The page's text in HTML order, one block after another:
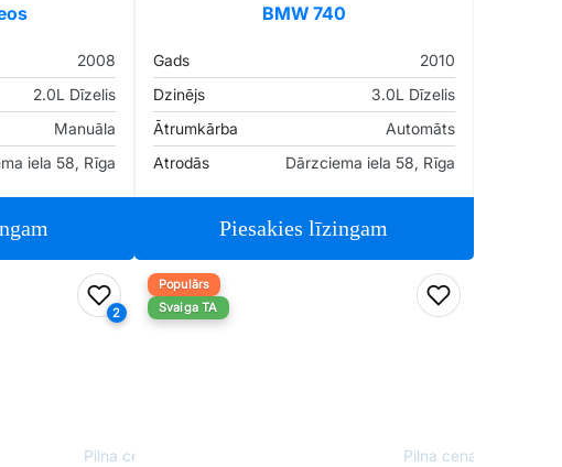
2008
2.0L Dīzelis
Manuāla
iela 58, Rīga
BMW 740
Gads
2010
Dzinējs
3.0L Dīzelis
Ātrumkārba
Automāts
Atrodās
Dārzciema iela 58, Rīga
Piesakies līzingam
2
Pievienot favorītiem
Pilna cena
Pievienot
Populārs
Svaiga TA
Pilna cena